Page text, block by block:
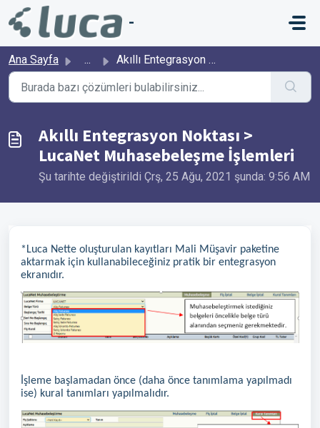
Ana içeriğe geç
-
Ana Sayfa ... Akıllı Entegrasyon Noktası > LucaNet Muhasebeleşme İşl...
Akıllı Entegrasyon Noktası >
LucaNet Muhasebeleşme İşlemleri
Şu tarihte değiştirildi Çrş, 25 Ağu, 2021 şunda: 9:56 AM
*Luca Nette oluşturulan kayıtları Mali Müşavir paketine
aktarmak için kullanabileceğiniz pratik bir entegrasyon
ekranıdır.
İşleme başlamadan önce (daha önce tanımlama yapılmadı
ise) kural tanımları yapılmalıdır.